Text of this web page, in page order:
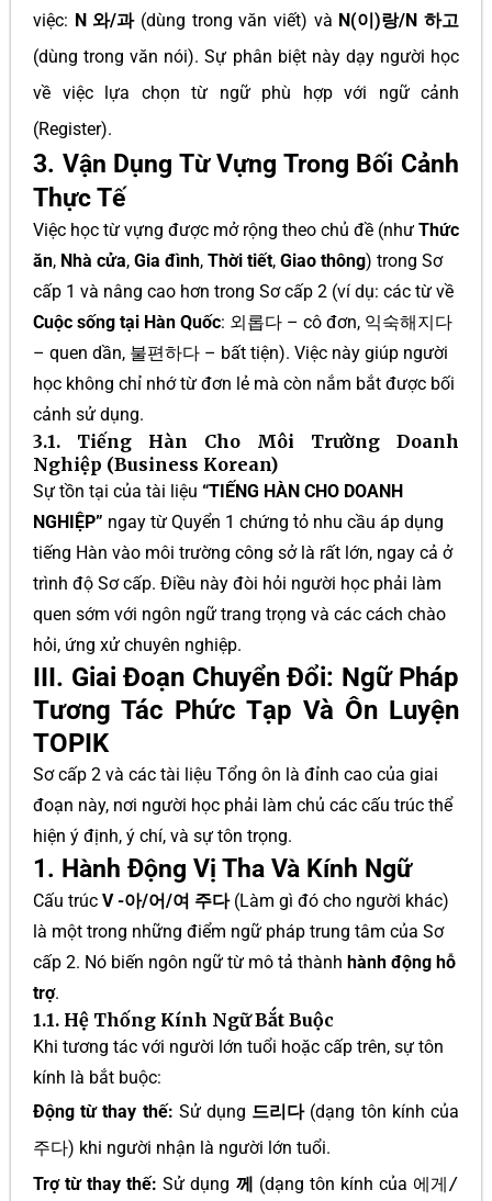
việc: N 와/과(dùng trong văn viết) và N(이)랑/N 하고
(dùng trong văn nói). Sự phân biệt này dạy người học
về việc lựa chọn từ ngữ phù hợp với ngữ cảnh
(Register).
3. Vận Dụng Từ Vựng Trong Bối Cảnh
Thực Tế
Việc học từ vựng được mở rộng theo chủ đề (như Thức
ăn, Nhà cửa, Gia đình, Thời tiết, Giao thông) trong Sơ
cấp 1 và nâng cao hơn trong Sơ cấp 2 (ví dụ: các từ về
Cuộc sống tại Hàn Quốc: 외롭다 – cô đơn, 익숙해지다
– quen dần, 불편하다 – bất tiện). Việc này giúp người
học không chỉ nhớ từ đơn lẻ mà còn nắm bắt được bối
cảnh sử dụng.
3.1. Tiếng Hàn Cho Môi Trường Doanh
Nghiệp (Business Korean)
Sự tồn tại của tài liệu “TIẾNG HÀN CHO DOANH
NGHIỆP” ngay từ Quyển 1 chứng tỏ nhu cầu áp dụng
tiếng Hàn vào môi trường công sở là rất lớn, ngay cả ở
trình độ Sơ cấp. Điều này đòi hỏi người học phải làm
quen sớm với ngôn ngữ trang trọng và các cách chào
hỏi, ứng xử chuyên nghiệp.
III. Giai Đoạn Chuyển Đổi: Ngữ Pháp
Tương Tác Phức Tạp Và Ôn Luyện
TOPIK
Sơ cấp 2 và các tài liệu Tổng ôn là đỉnh cao của giai
đoạn này, nơi người học phải làm chủ các cấu trúc thể
hiện ý định, ý chí, và sự tôn trọng.
1. Hành Động Vị Tha Và Kính Ngữ
Cấu trúc V -아/어/여 주다(Làm gì đó cho người khác)
là một trong những điểm ngữ pháp trung tâm của Sơ
cấp 2. Nó biến ngôn ngữ từ mô tả thành hành động hỗ
trợ.
1.1. Hệ Thống Kính Ngữ Bắt Buộc
Khi tương tác với người lớn tuổi hoặc cấp trên, sự tôn
kính là bắt buộc:
Động từ thay thế: Sử dụng 드리다(dạng tôn kính của
주다) khi người nhận là người lớn tuổi.
Trợ từ thay thế: Sử dụng 께 (dạng tôn kính của 에게/